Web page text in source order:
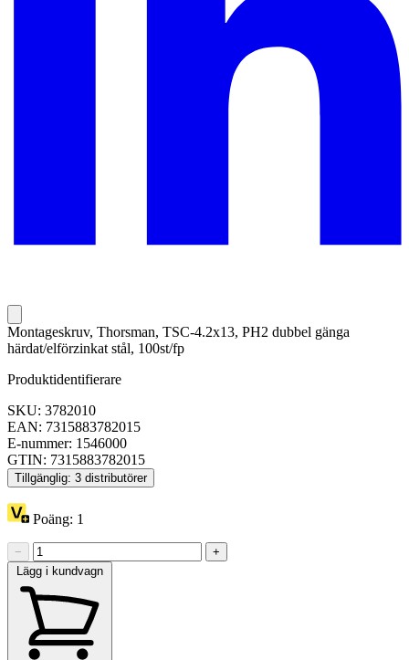
Montageskruv, Thorsman, TSC-4.2x13, PH2 dubbel gänga
härdat/elförzinkat stål, 100st/fp
Produktidentifierare
SKU: 3782010
EAN: 7315883782015
E-nummer: 1546000
GTIN: 7315883782015
Tillgänglig: 3 distributörer
Poäng: 1
−
+
Lägg i kundvagn